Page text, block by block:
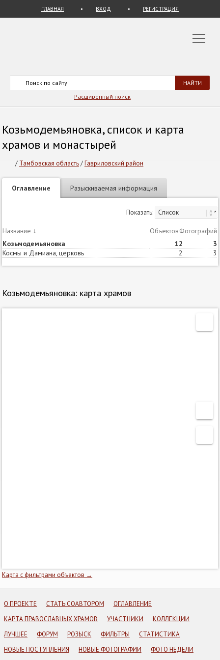
ГЛАВНАЯ ВХОД РЕГИСТРАЦИЯ
Расширенный поиск
Козьмодемьяновка, список и карта
храмов и монастырей
/ Тамбовская область/Гавриловский район
Оглавление Разыскиваемая информация
Показать:
Название ↓ ОбъектовСтатей
Фотографий
Козьмодемьяновка
12 3
Космы и Дамиана, церковь 2 3
Козьмодемьяновка: карта храмов
Карта с фильтрами объектов →
О ПРОЕКТЕ СТАТЬ СОАВТОРОМ
ОГЛАВЛЕНИЕ
КАРТА ПРАВОСЛАВНЫХ ХРАМОВ
УЧАСТНИКИ
КОЛЛЕКЦИИ
ЛУЧШЕЕ
ФОРУМ РОЗЫСК ФИЛЬТРЫ
СТАТИСТИКА
НОВЫЕ ПОСТУПЛЕНИЯ
НОВЫЕ ФОТОГРАФИИ ФОТО НЕДЕЛИ